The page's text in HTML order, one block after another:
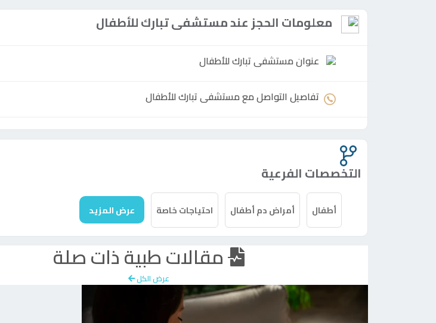
معلومات الحجز عند مستشفى تبارك للأطفال
عنوان مستشفى تبارك للأطفال
تفاصيل التواصل مع مستشفى تبارك للأطفال
التخصصات الفرعية
أطفال أمراض دم أطفال احتياجات خاصة عرض المزيد
مقالات طبية ذات صلة
عرض الكل